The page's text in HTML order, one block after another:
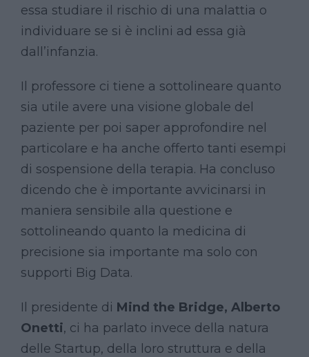
essa studiare il rischio di una malattia o
individuare se si è inclini ad essa già
dall’infanzia.
Il professore ci tiene a sottolineare quanto
sia utile avere una visione globale del
paziente per poi saper approfondire nel
particolare e ha anche offerto tanti esempi
di sospensione della terapia. Ha concluso
dicendo che è importante avvicinarsi in
maniera sensibile alla questione e
sottolineando quanto la medicina di
precisione sia importante ma solo con
supporti Big Data.
Il presidente di Mind the Bridge, Alberto
Onetti, ci ha parlato invece della natura
delle Startup, della loro struttura e della